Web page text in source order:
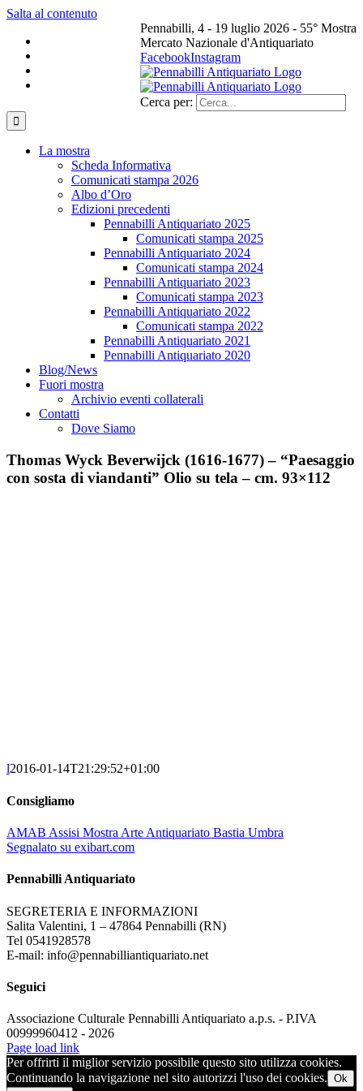
Salta al contenuto
Pennabilli, 4 - 19 luglio 2026 - 55° Mostra
Mercato Nazionale d'Antiquariato
FacebookInstagram
Cerca per:
La mostra
Scheda Informativa
Comunicati stampa 2026
Albo d’Oro
Edizioni precedenti
Pennabilli Antiquariato 2025
Comunicati stampa 2025
Pennabilli Antiquariato 2024
Comunicati stampa 2024
Pennabilli Antiquariato 2023
Comunicati stampa 2023
Pennabilli Antiquariato 2022
Comunicati stampa 2022
Pennabilli Antiquariato 2021
Pennabilli Antiquariato 2020
Blog/News
Fuori mostra
Archivio eventi collaterali
Contatti
Dove Siamo
Thomas Wyck Beverwijck (1616-1677) – “Paesaggio
con sosta di viandanti” Olio su tela – cm. 93×112
l2016-01-14T21:29:52+01:00
Consigliamo
AMAB Assisi Mostra Arte Antiquariato Bastia Umbra
Segnalato su exibart.com
Pennabilli Antiquariato
SEGRETERIA E INFORMAZIONI
Salita Valentini, 1 – 47864 Pennabilli (RN)
Tel 0541928578
E-mail: info@pennabilliantiquariato.net
Seguici
Associazione Culturale Pennabilli Antiquariato a.p.s. - P.IVA
00999960412 - 2026
Page load link
Per offrirti il miglior servizio possibile questo sito utilizza cookies.
Continuando la navigazione nel sito autorizzi l'uso dei cookies. Ok